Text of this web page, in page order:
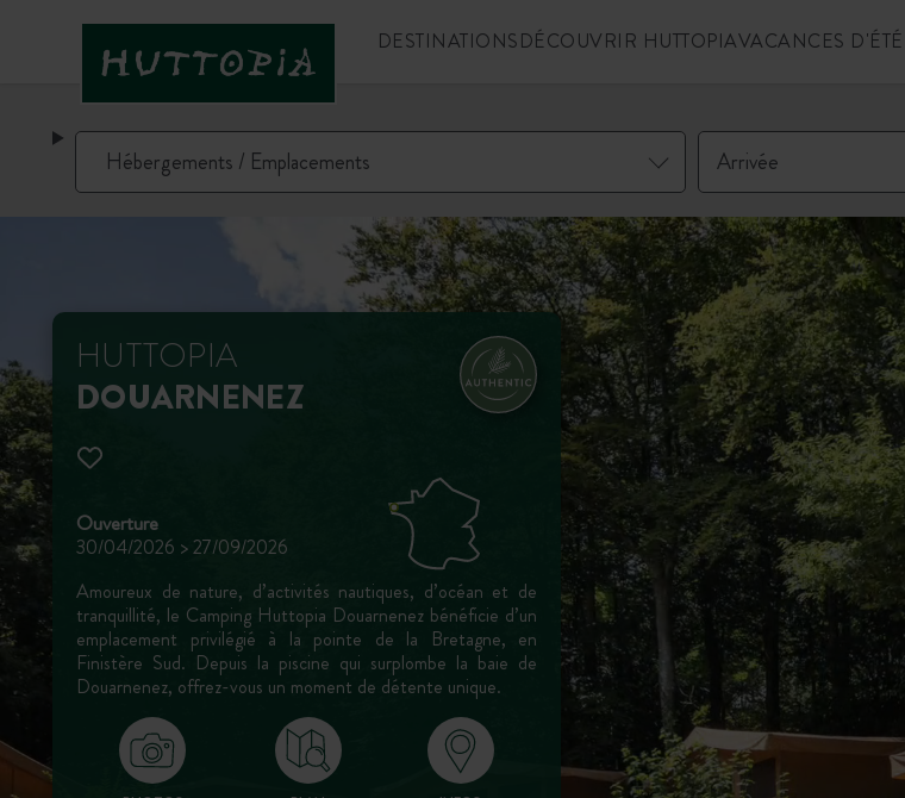
DESTINATIONSDÉCOUVRIR HUTTOPIAVACANCES D'ÉTÉ
HUTTOPIA
DOUARNENEZ
Ouverture
30/04/2026 > 27/09/2026
Amoureux de nature, d’activités nautiques, d’océan et de
tranquillité, le Camping Huttopia Douarnenez bénéficie d’un
emplacement privilégié à la pointe de la Bretagne, en
Finistère Sud. Depuis la piscine qui surplombe la baie de
Douarnenez, offrez-vous un moment de détente unique.